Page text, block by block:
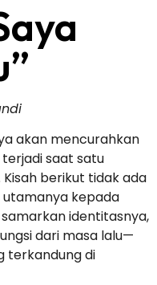
akan mencurahkan
saat satu
berikut tidak ada
utamanya kepada
identitasnya,
dari masa lalu—
terkandung di